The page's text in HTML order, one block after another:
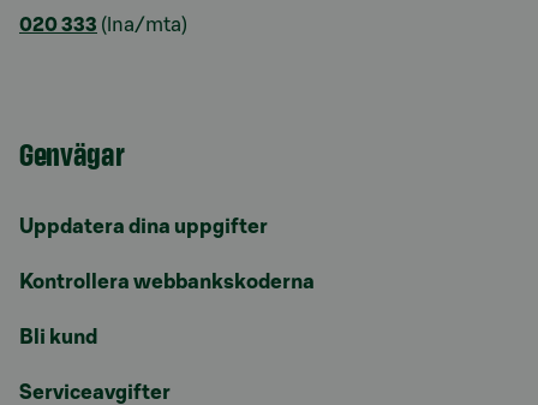
020 333 (lna/mta)
Genvägar
Uppdatera dina uppgifter
Kontrollera webbankskoderna
Bli kund
Serviceavgifter